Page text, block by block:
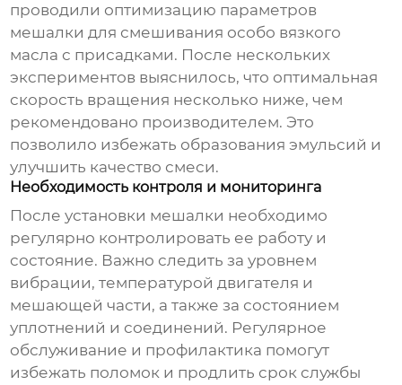
проводили оптимизацию параметров
мешалки для смешивания особо вязкого
масла с присадками. После нескольких
экспериментов выяснилось, что оптимальная
скорость вращения несколько ниже, чем
рекомендовано производителем. Это
позволило избежать образования эмульсий и
улучшить качество смеси.
Необходимость контроля и мониторинга
После установки мешалки необходимо
регулярно контролировать ее работу и
состояние. Важно следить за уровнем
вибрации, температурой двигателя и
мешающей части, а также за состоянием
уплотнений и соединений. Регулярное
обслуживание и профилактика помогут
избежать поломок и продлить срок службы